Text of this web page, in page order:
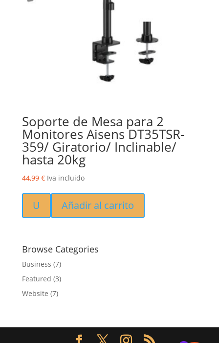
Soporte de Mesa para 2
Monitores Aisens DT35TSR-
359/ Giratorio/ Inclinable/
hasta 20kg
44,99 € Iva incluido
U Añadir al carrito
Browse Categories
Business (7)
Featured (3)
Website (7)